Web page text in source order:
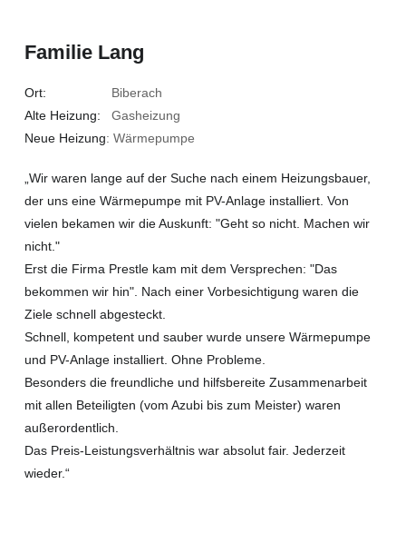
Familie Lang
Ort: Biberach
Alte Heizung: Gasheizung
Neue Heizung: Wärmepumpe
„Wir waren lange auf der Suche nach einem Heizungsbauer,
der uns eine Wärmepumpe mit PV-Anlage installiert. Von
vielen bekamen wir die Auskunft: "Geht so nicht. Machen wir
nicht."
Erst die Firma Prestle kam mit dem Versprechen: "Das
bekommen wir hin". Nach einer Vorbesichtigung waren die
Ziele schnell abgesteckt.
Schnell, kompetent und sauber wurde unsere Wärmepumpe
und PV-Anlage installiert. Ohne Probleme.
Besonders die freundliche und hilfsbereite Zusammenarbeit
mit allen Beteiligten (vom Azubi bis zum Meister) waren
außerordentlich.
Das Preis-Leistungsverhältnis war absolut fair. Jederzeit
wieder.“